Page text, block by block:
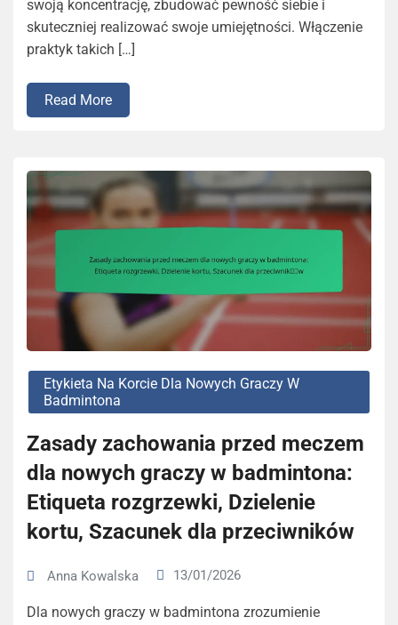
swoją koncentrację, zbudować pewność siebie i
skuteczniej realizować swoje umiejętności. Włączenie
praktyk takich […]
Read More
Etykieta Na Korcie Dla Nowych Graczy W
Badmintona
Zasady zachowania przed meczem
dla nowych graczy w badmintona:
Etiqueta rozgrzewki, Dzielenie
kortu, Szacunek dla przeciwników
Anna Kowalska 13/01/2026
Dla nowych graczy w badmintona zrozumienie